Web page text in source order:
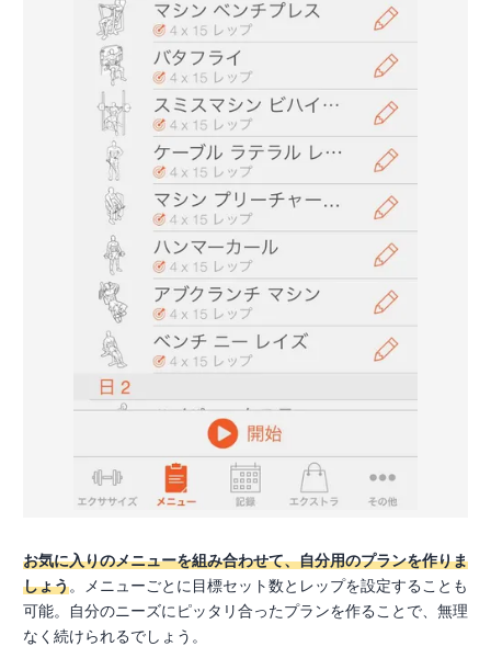
お気に入りのメニューを組み合わせて、自分用のプランを作りま
しょう。メニューごとに目標セット数とレップを設定することも
可能。自分のニーズにピッタリ合ったプランを作ることで、無理
なく続けられるでしょう。